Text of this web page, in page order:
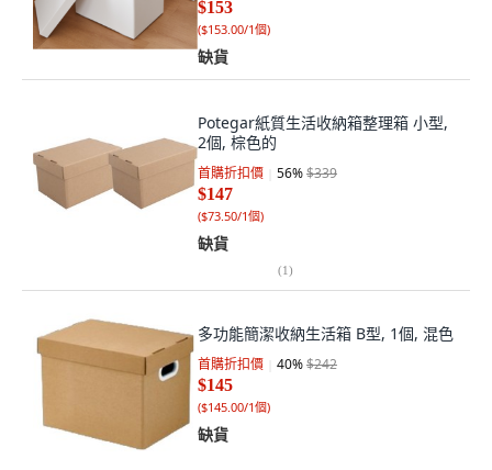
$153
($153.00/1個)
缺貨
Potegar紙質生活收納箱整理箱 小型,
2個, 棕色的
首購折扣價 56%$339
$147
($73.50/1個)
缺貨
(1)
多功能簡潔收納生活箱 B型, 1個, 混色
首購折扣價 40%$242
$145
($145.00/1個)
缺貨